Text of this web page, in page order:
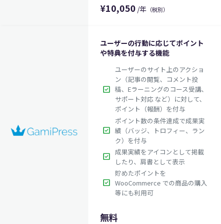
英語版価格: $67.00 /年
¥10,050 /年 （税別）
ユーザーの行動に応じてポイント
や特典を付与する機能
check_box
ユーザーのサイト上のアクショ
ン（記事の閲覧、コメント投
稿、Eラーニングのコース受講、
サポート対応 など）に対して、
ポイント（報酬）を付与
check_box
ポイント数の条件達成で成果実
績（バッジ、トロフィー、ラン
ク）を付与
check_box 成果実績をアイコンとして掲載
したり、肩書として表示
check_box
貯めたポイントを
WooCommerce での商品の購入
等にも利用可
無料